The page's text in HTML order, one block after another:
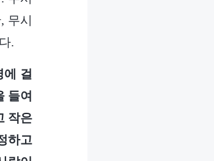
무시
.
에 걸
들여
작은
하고